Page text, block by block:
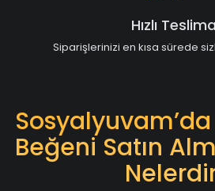
Hızlı
Siparişlerinizi en kısa sürede
Beğeni Satın